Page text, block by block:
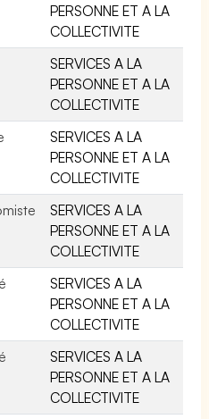
PERSONNE ET A LA
COLLECTIVITE
SERVICES A LA
PERSONNE ET A LA
COLLECTIVITE
SERVICES A LA
PERSONNE ET A LA
COLLECTIVITE
SERVICES A LA
PERSONNE ET A LA
COLLECTIVITE
SERVICES A LA
PERSONNE ET A LA
COLLECTIVITE
SERVICES A LA
PERSONNE ET A LA
COLLECTIVITE